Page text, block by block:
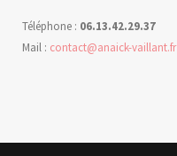
Téléphone : 06.13.42.29.37
Mail : contact@anaick-vaillant.fr